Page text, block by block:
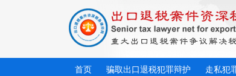
首页 骗取出口退税犯罪辩护 走私犯